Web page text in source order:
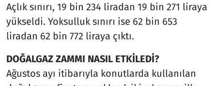
Açlık sınırı, 19 bin 234 liradan 19 bin 271 liraya
yükseldi. Yoksulluk sınırı ise 62 bin 653
liradan 62 bin 772 liraya çıktı.
DOĞALGAZ ZAMMI NASIL ETKİLEDİ?
Ağustos ayı itibarıyla konutlarda kullanılan